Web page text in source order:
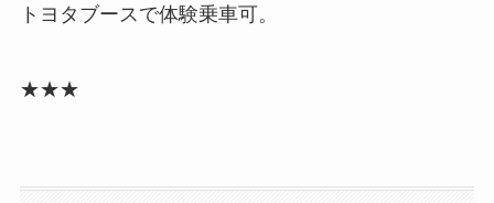
トヨタブースで体験乗車可。
★★★